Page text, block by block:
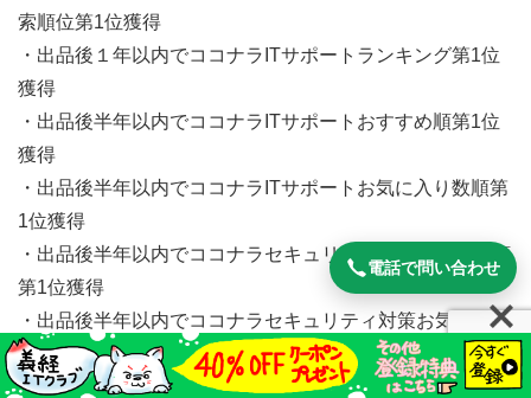
索順位第1位獲得
・出品後１年以内でココナラITサポートランキング第1位
獲得
・出品後半年以内でココナラITサポートおすすめ順第1位
獲得
・出品後半年以内でココナラITサポートお気に入り数順第
1位獲得
・出品後半年以内でココナラセキュリティ対策おすすめ順
第1位獲得
・出品後半年以内でココナラセキュリティ対策お気に入り
数順第1位獲得
・ココナラ販売実績1,000件突破
電話で問い合わせ